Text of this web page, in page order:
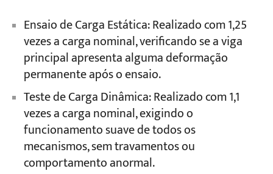
Ensaio de Carga Estática: Realizado com 1,25
vezes a carga nominal, verificando se a viga
principal apresenta alguma deformação
permanente após o ensaio.
Teste de Carga Dinâmica: Realizado com 1,1
vezes a carga nominal, exigindo o
funcionamento suave de todos os
mecanismos, sem travamentos ou
comportamento anormal.